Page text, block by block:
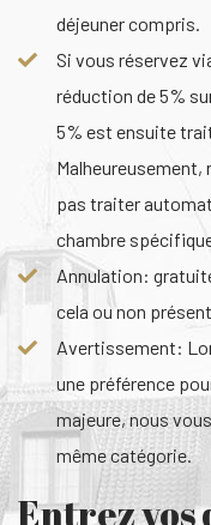
déjeuner compris.
Si vous réservez
réduction de 5%
5% est ensuite
pas traiter
chambre
Annulation:
cela ou non
Avertissement:
une préférence
majeure, nous
même catégorie.
Entrez vos